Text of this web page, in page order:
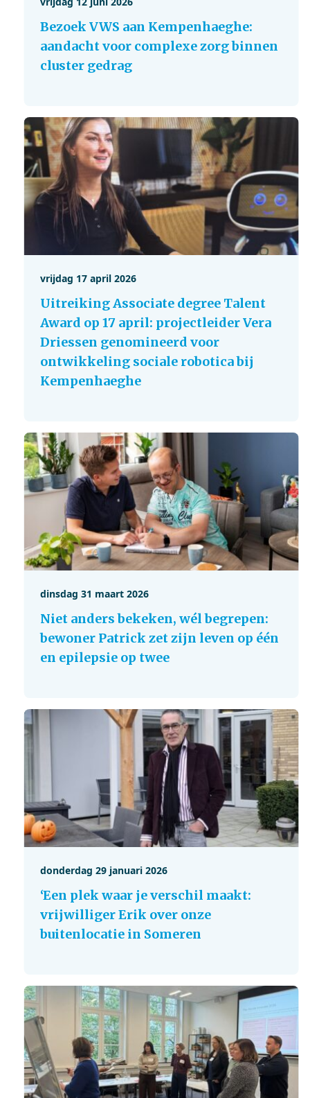
Bezoek VWS aan Kempenhaeghe:
aandacht voor complexe zorg binnen
cluster gedrag
vrijdag 17 april 2026
Uitreiking Associate degree Talent
Award op 17 april: projectleider Vera
Driessen genomineerd voor
ontwikkeling sociale robotica bij
Kempenhaeghe
dinsdag 31 maart 2026
Niet anders bekeken, wél begrepen:
bewoner Patrick zet zijn leven op één
en epilepsie op twee
donderdag 29 januari 2026
‘Een plek waar je verschil maakt:
vrijwilliger Erik over onze
buitenlocatie in Someren